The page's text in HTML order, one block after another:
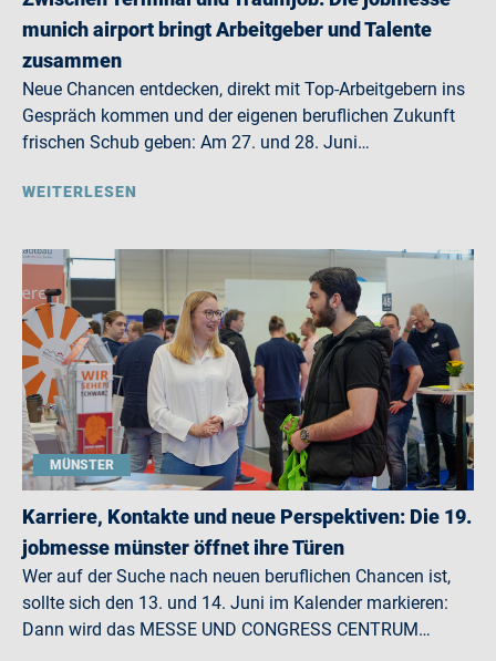
munich airport bringt Arbeitgeber und Talente
zusammen
Neue Chancen entdecken, direkt mit Top-Arbeitgebern ins
Gespräch kommen und der eigenen beruflichen Zukunft
frischen Schub geben: Am 27. und 28. Juni…
WEITERLESEN
MÜNSTER
Karriere, Kontakte und neue Perspektiven: Die 19.
jobmesse münster öffnet ihre Türen
Wer auf der Suche nach neuen beruflichen Chancen ist,
sollte sich den 13. und 14. Juni im Kalender markieren:
Dann wird das MESSE UND CONGRESS CENTRUM…